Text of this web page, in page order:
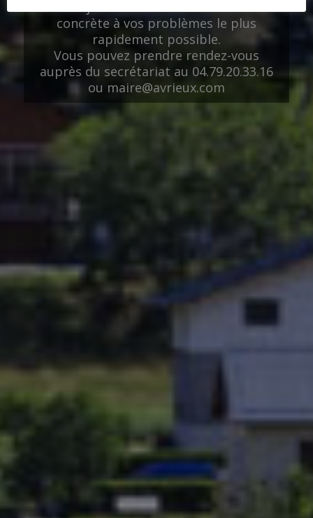
concrète à vos problèmes le plus
rapidement possible.
Vous pouvez prendre rendez-vous
auprès du secrétariat au 04.79.20.33.16
ou maire@avrieux.com